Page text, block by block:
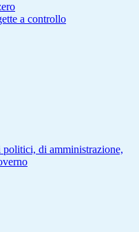
a controllo
di amministrazione,